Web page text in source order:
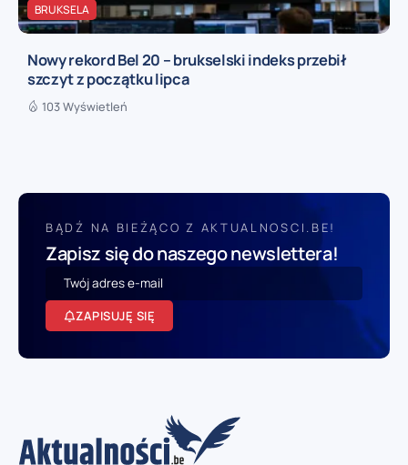
BRUKSELA
Nowy rekord Bel 20 – brukselski indeks przebił
szczyt z początku lipca
103 Wyświetleń
BĄDŹ NA BIEŻĄCO Z AKTUALNOSCI.BE!
Zapisz się do naszego newslettera!
ZAPISUJĘ SIĘ